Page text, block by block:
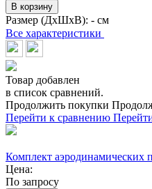
В корзину
Размер (ДхШхВ): - см
Все характеристики
Товар добавлен
в список сравнений.
Продолжить покупки
Перейти к сравнению
Комплект аэродинамических
Цена:
По запросу